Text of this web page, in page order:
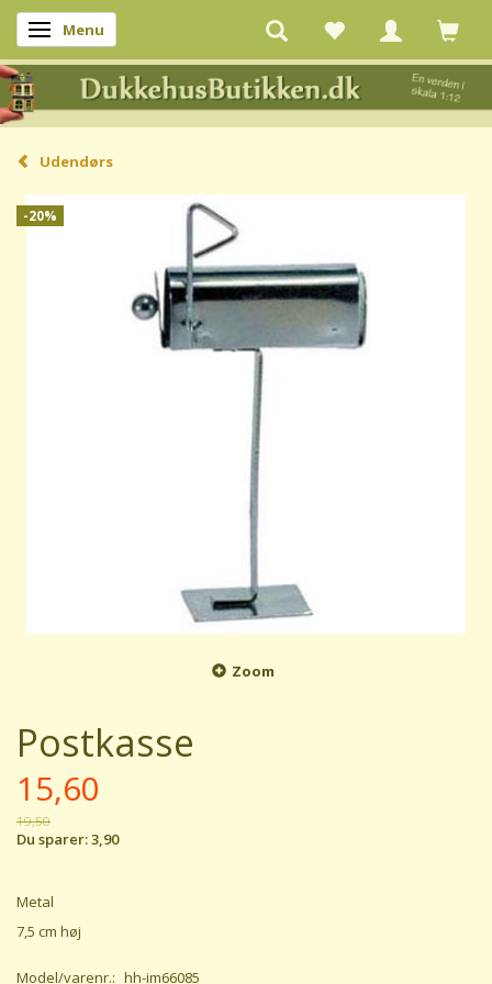
Skifte navigation
Menu
Udendørs
-20%
Zoom
Postkasse
15,60
19,50
Du sparer:3,90
Metal
7,5 cm høj
Model/varenr.: hh-im66085